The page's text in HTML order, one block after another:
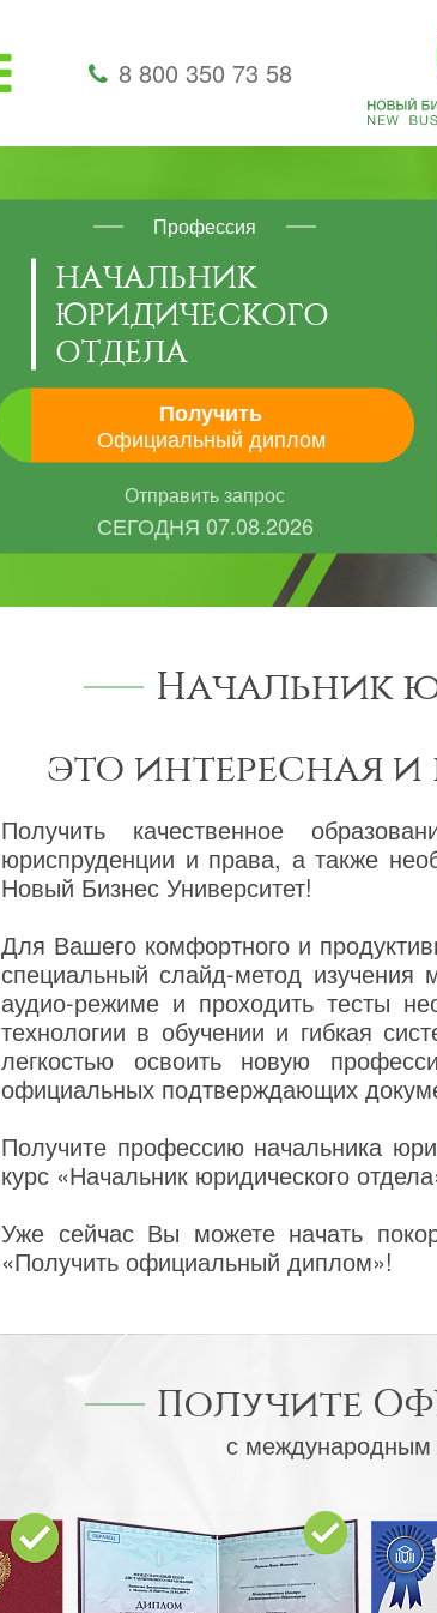
8 800 350 73 58
Профессия
НАЧАЛЬНИК
ЮРИДИЧЕСКОГО
ОТДЕЛА
Получить
Официальный диплом
Отправить запрос
СЕГОДНЯ 07.08.2026
Начальник
это интересная
Получить качественное
юриспруденции и права, а также
Новый Бизнес Университет!
Для Вашего комфортного и
специальный слайд-метод изучения
аудио-режиме и проходить тесты
технологии в обучении и гибкая
легкостью освоить новую
официальных подтверждающих
Получите профессию начальника
курс «Начальник юридического
Уже сейчас Вы можете начать
«Получить официальный диплом»!
Получите
с международным